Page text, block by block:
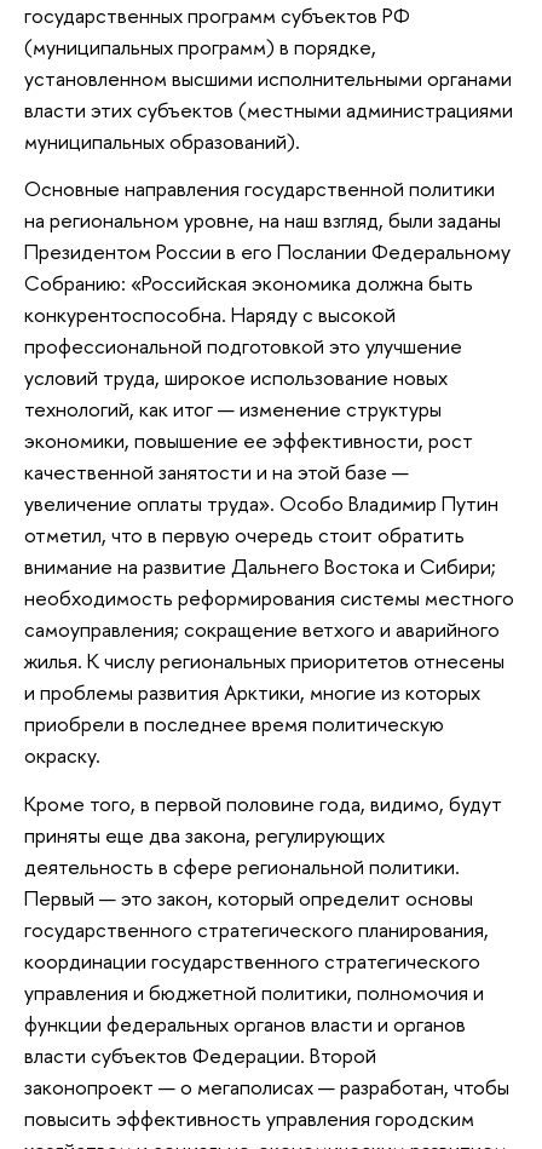
государственных программ субъектов РФ
(муниципальных программ) в порядке,
установленном высшими исполнительными органами
власти этих субъектов (местными администрациями
муниципальных образований).
Основные направления государственной политики
на региональном уровне, на наш взгляд, были заданы
Президентом России в его Послании Федеральному
Собранию: «Российская экономика должна быть
конкурентоспособна. Наряду с высокой
профессиональной подготовкой это улучшение
условий труда, широкое использование новых
технологий, как итог — изменение структуры
экономики, повышение ее эффективности, рост
качественной занятости и на этой базе —
увеличение оплаты труда». Особо Владимир Путин
отметил, что в первую очередь стоит обратить
внимание на развитие Дальнего Востока и Сибири;
необходимость реформирования системы местного
самоуправления; сокращение ветхого и аварийного
жилья. К числу региональных приоритетов отнесены
и проблемы развития Арктики, многие из которых
приобрели в последнее время политическую
окраску.
Кроме того, в первой половине года, видимо, будут
приняты еще два закона, регулирующих
деятельность в сфере региональной политики.
Первый — это закон, который определит основы
государственного стратегического планирования,
координации государственного стратегического
управления и бюджетной политики, полномочия и
функции федеральных органов власти и органов
власти субъектов Федерации. Второй
законопроект — о мегаполисах — разработан, чтобы
повысить эффективность управления городским